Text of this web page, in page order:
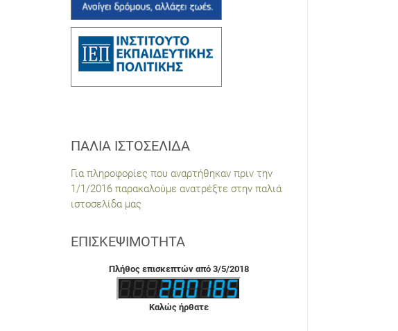
ΠΑΛΙΆ ΙΣΤΟΣΕΛΊΔΑ
Για πληροφορίες που αναρτήθηκαν πριν την
1/1/2016 παρακαλούμε ανατρέξτε στην παλιά
ιστοσελίδα μας
ΕΠΙΣΚΕΨΙΜΌΤΗΤΑ
Πλήθος επισκεπτών από 3/5/2018
Καλώς ήρθατε